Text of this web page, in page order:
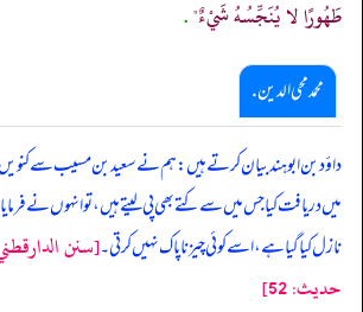
طَهُورًا لا يُنَجِّسُهُ شَيْءٌ".
محمد محی الدین .
داؤد بن ابوہند بیان کرتے ہیں: ہم نے سعید بن مسیب سے
میں دریافت کیا جس میں سے کتے بھی پی لیتے ہیں، تو انہوں نے
نازل کیا گیا ہے، اسے کوئی چیز ناپاک نہیں کرتی۔[سنن
حدیث: 52]